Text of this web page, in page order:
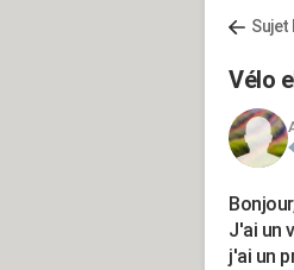
Sujet
Vélo
J'ai un
j'ai un